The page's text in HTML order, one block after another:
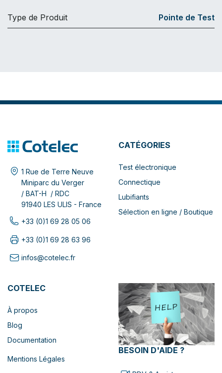
Type de Produit Pointe de Test
1 Rue de Terre Neuve
Miniparc du Verger
/ BAT-H / RDC
91940 LES ULIS - France
+33 (0)1 69 28 05 06
+33 (0)1 69 28 63 96
infos@cotelec.fr
CATÉGORIES
Test électronique
Connectique
Lubifiants
Sélection en ligne / Boutique
COTELEC
À propos
Blog
Documentation
Mentions Légales
BESOIN D'AIDE ?